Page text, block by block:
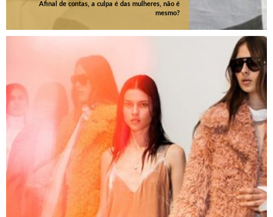
Afinal de contas, a culpa é das mulheres, não é
mesmo?